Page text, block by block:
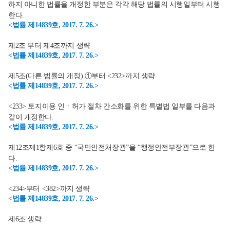
하지 아니한 법률을 개정한 부분은 각각 해당 법률의 시행일부터 시행
한다.
<법률 제14839호, 2017. 7. 26.>
제2조 부터 제4조까지 생략
<법률 제14839호, 2017. 7. 26.>
제5조(다른 법률의 개정) ①부터 <232>까지 생략
<법률 제14839호, 2017. 7. 26.>
<233> 토지이용 인ㆍ허가 절차 간소화를 위한 특별법 일부를 다음과
같이 개정한다.
<법률 제14839호, 2017. 7. 26.>
제12조제1항제6호 중 “국민안전처장관”을 “행정안전부장관”으로 한
다.
<법률 제14839호, 2017. 7. 26.>
<234>부터 <382>까지 생략
<법률 제14839호, 2017. 7. 26.>
제6조 생략